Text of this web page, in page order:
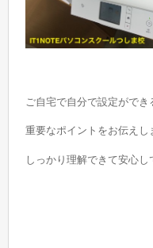
ご自宅で自分で設定ができ
重要なポイントをお伝えし
しっかり理解できて安心し